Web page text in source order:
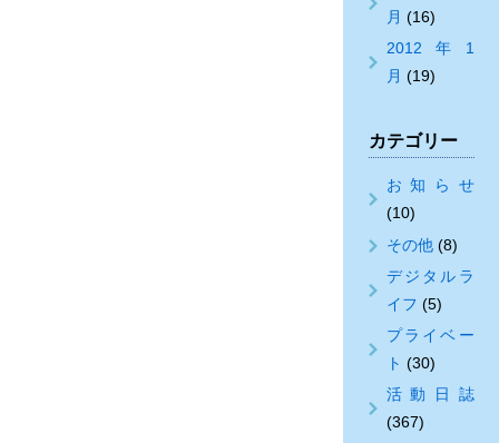
月 (16)
2012年1
月 (19)
カテゴリー
お知らせ
(10)
その他(8)
デジタルラ
イフ (5)
プライベー
ト (30)
活動日誌
(367)